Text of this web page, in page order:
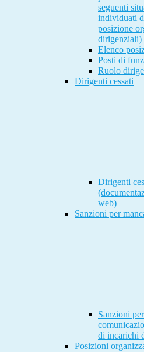
seguenti
individuati
posizione
dirigenziali)
Elenco
Posti di
Ruolo
Dirigenti cessati
Dirigenti
web)
Sanzioni per
Sanzioni
di incarichi
Posizioni